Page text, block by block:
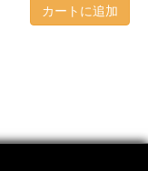
カートに追加